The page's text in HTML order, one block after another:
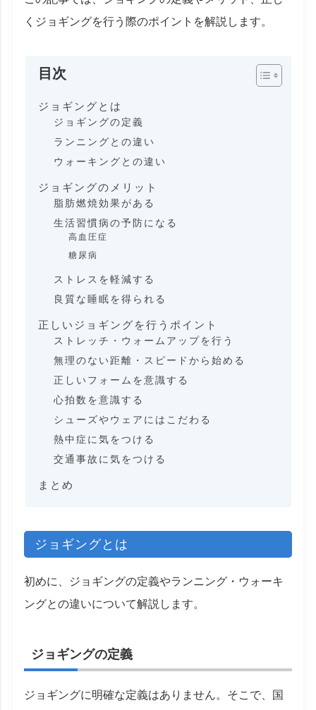
くジョギングを行う際のポイントを解説します。
目次
ジョギングとは
ジョギングの定義
ランニングとの違い
ウォーキングとの違い
ジョギングのメリット
脂肪燃焼効果がある
生活習慣病の予防になる
高血圧症
糖尿病
ストレスを軽減する
良質な睡眠を得られる
正しいジョギングを行うポイント
ストレッチ・ウォームアップを行う
無理のない距離・スピードから始める
正しいフォームを意識する
心拍数を意識する
シューズやウェアにはこだわる
熱中症に気をつける
交通事故に気をつける
まとめ
ジョギングとは
初めに、ジョギングの定義やランニング・ウォーキ
ングとの違いについて解説します。
ジョギングの定義
ジョギングに明確な定義はありません。そこで、国